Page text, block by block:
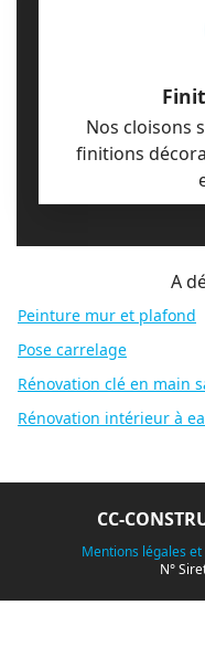
Nos cloisons
finitions
A
Peinture mur et plafond
Pose carrelage
Rénovation clé en main
Rénovation intérieur à
CC-
Mentions légales
N°